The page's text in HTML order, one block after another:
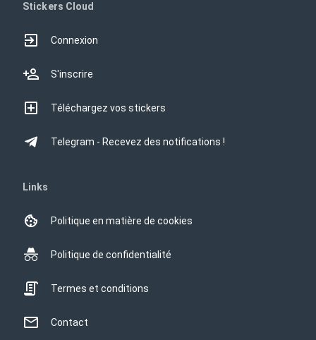
Stickers Cloud
Connexion
S'inscrire
Téléchargez vos stickers
Telegram - Recevez des notifications !
Links
Politique en matière de cookies
Politique de confidentialité
Termes et conditions
Contact